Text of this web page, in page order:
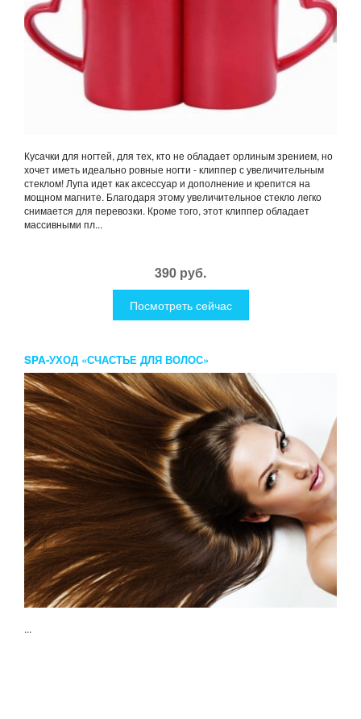
Кусачки для ногтей, для тех, кто не обладает орлиным зрением, но
хочет иметь идеально ровные ногти - клиппер с увеличительным
стеклом! Лупа идет как аксессуар и дополнение и крепится на
мощном магните. Благодаря этому увеличительное стекло легко
снимается для перевозки. Кроме того, этот клиппер обладает
массивными пл...
390 руб.
Посмотреть сейчас
SPA-УХОД «СЧАСТЬЕ ДЛЯ ВОЛОС»
...